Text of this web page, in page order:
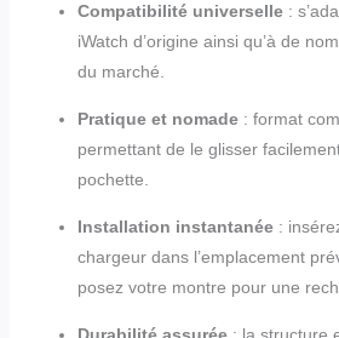
Compatibilité universelle:
iWatch d’origine ainsi qu’à de
du marché.
Pratique et nomade: format
permettant de le glisser
pochette.
Installation instantanée:
chargeur dans l’emplacement
posez votre montre pour une